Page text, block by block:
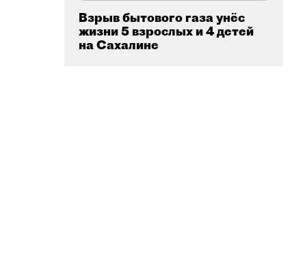
Взрыв бытового газа унёс
жизни 5 взрослых и 4 детей
на Сахалине